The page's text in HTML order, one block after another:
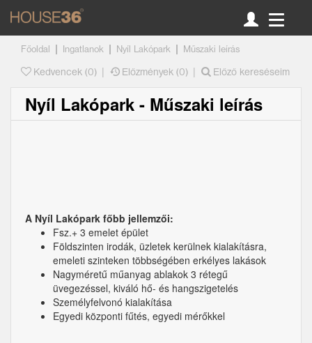
Főoldal Ingatlanok Nyíl Lakópark Műszaki leírás
Kedvencek (0) | Előzmények (0) | Előző kereséseim
Nyíl Lakópark - Műszaki leírás
A Nyíl Lakópark főbb jellemzői:
Fsz.+ 3 emelet épület
Földszinten irodák, üzletek kerülnek kialakításra,
emeleti szinteken többségében erkélyes lakások
Nagyméretű műanyag ablakok 3 rétegű
üvegezéssel, kiváló hő- és hangszigetelés
Személyfelvonó kialakítása
Egyedi központi fűtés, egyedi mérőkkel